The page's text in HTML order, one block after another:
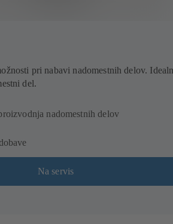
pri nabavi nadomestnih delov.
del.
nadomestnih delov
Na servis